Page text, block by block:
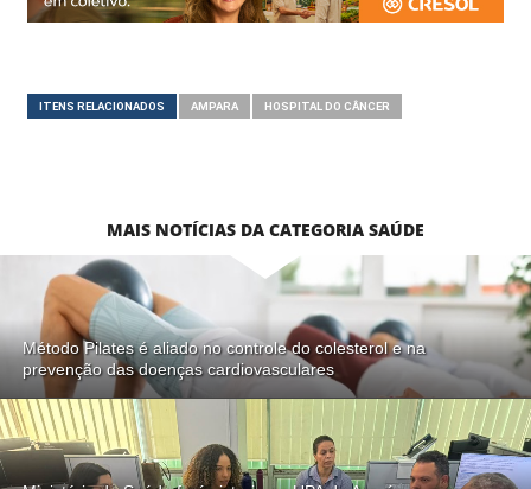
ITENS RELACIONADOS AMPARA HOSPITAL DO CÂNCER
MAIS NOTÍCIAS DA CATEGORIA SAÚDE
Método Pilates é aliado no controle do colesterol e na
prevenção das doenças cardiovasculares